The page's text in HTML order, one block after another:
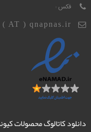
فکس :
AT ) qnapnas.ir
دانلود کاتالوگ محصولات